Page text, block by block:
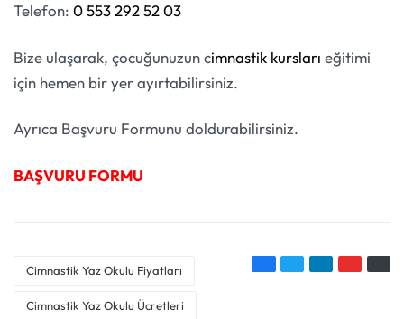
Telefon: 0 553 292 52 03
Bize ulaşarak, çocuğunuzun cimnastik kursları eğitimi
için hemen bir yer ayırtabilirsiniz.
Ayrıca Başvuru Formunu doldurabilirsiniz.
BAŞVURU FORMU
Cimnastik Yaz Okulu Fiyatları
Cimnastik Yaz Okulu Ücretleri